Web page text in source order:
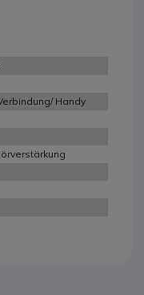
Handy